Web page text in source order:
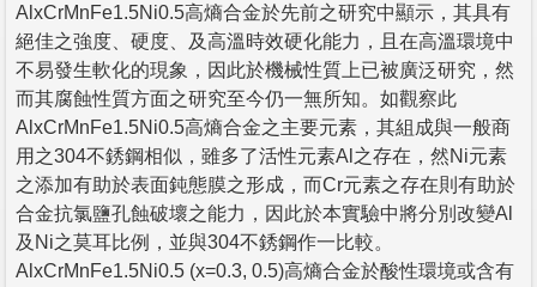
AlxCrMnFe1.5Ni0.5高熵合金於先前之研究中顯示，其具有
絕佳之強度、硬度、及高溫時效硬化能力，且在高溫環境中
不易發生軟化的現象，因此於機械性質上已被廣泛研究，然
而其腐蝕性質方面之研究至今仍一無所知。如觀察此
AlxCrMnFe1.5Ni0.5高熵合金之主要元素，其組成與一般商
用之304不銹鋼相似，雖多了活性元素Al之存在，然Ni元素
之添加有助於表面鈍態膜之形成，而Cr元素之存在則有助於
合金抗氯鹽孔蝕破壞之能力，因此於本實驗中將分別改變Al
及Ni之莫耳比例，並與304不銹鋼作一比較。
AlxCrMnFe1.5Ni0.5 (x=0.3, 0.5)高熵合金於酸性環境或含有